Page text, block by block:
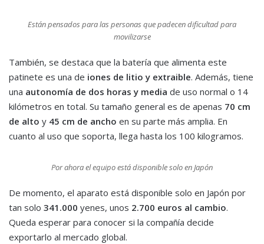
Están pensados para las personas que padecen dificultad para
movilizarse
También, se destaca que la batería que alimenta este
patinete es una de iones de litio y extraible. Además, tiene
una autonomía de dos horas y media de uso normal o 14
kilómetros en total. Su tamaño general es de apenas 70 cm
de alto y 45 cm de ancho en su parte más amplia. En
cuanto al uso que soporta, llega hasta los 100 kilogramos.
Por ahora el equipo está disponible solo en Japón
De momento, el aparato está disponible solo en Japón por
tan solo 341.000 yenes, unos 2.700 euros al cambio.
Queda esperar para conocer si la compañía decide
exportarlo al mercado global.